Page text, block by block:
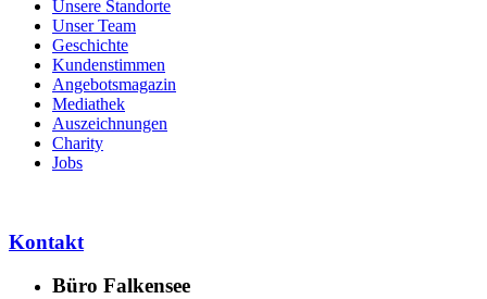
Unsere Standorte
Unser Team
Geschichte
Kundenstimmen
Angebotsmagazin
Mediathek
Auszeichnungen
Charity
Jobs
Kontakt
Büro Falkensee